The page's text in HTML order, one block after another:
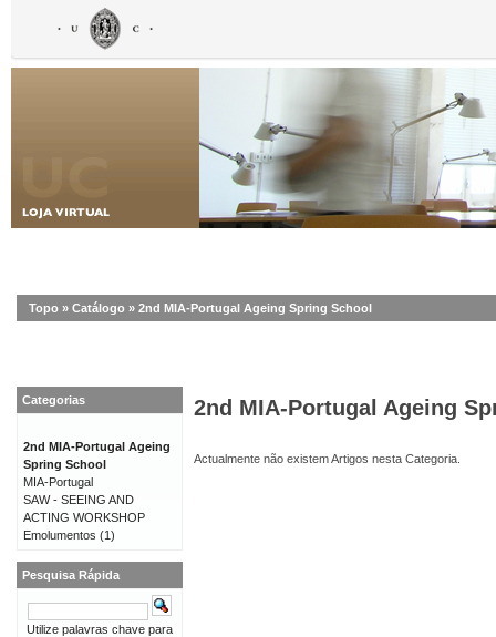
Topo » Catálogo » 2nd MIA-Portugal Ageing Spring School
2nd MIA-Portugal Ageing
Actualmente não existem Artigos nesta Categoria.
Categorias
2nd MIA-Portugal Ageing
Spring School
MIA-Portugal
SAW - SEEING AND
ACTING WORKSHOP
Emolumentos (1)
Pesquisa Rápida
Utilize palavras chave para